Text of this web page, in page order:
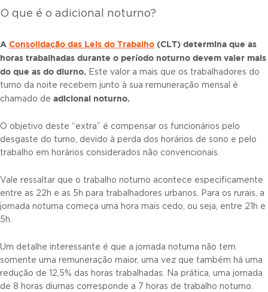
O que é o adicional noturno?
A Consolidação das Leis do Trabalho (CLT) determina que as
horas trabalhadas durante o período noturno devem valer mais
do que as do diurno. Este valor a mais que os trabalhadores do
turno da noite recebem junto à sua remuneração mensal é
chamado de adicional noturno.
O objetivo deste “extra” é compensar os funcionários pelo
desgaste do turno, devido à perda dos horários de sono e pelo
trabalho em horários considerados não convencionais.
Vale ressaltar que o trabalho noturno acontece especificamente
entre as 22h e as 5h para trabalhadores urbanos. Para os rurais, a
jornada noturna começa uma hora mais cedo, ou seja, entre 21h e
5h.
Um detalhe interessante é que a jornada noturna não tem
somente uma remuneração maior, uma vez que também há uma
redução de 12,5% das horas trabalhadas. Na prática, uma jornada
de 8 horas diurnas corresponde a 7 horas de trabalho noturno.